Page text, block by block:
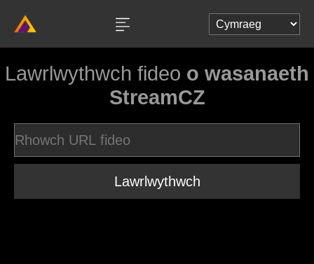
Lawrlwythwch fideo o wasanaeth
StreamCZ
Lawrlwythwch